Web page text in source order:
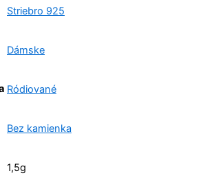
Striebro 925
Dámske
Ródiované
Bez kamienka
1,5g